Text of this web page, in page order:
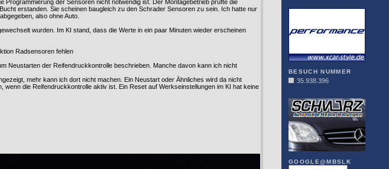
der Sensoren nicht notwendig ist. Der Montagebetrieb prüfte die
erstanden. Sie scheinen baugleich zu den Schrader Sensoren zu sein. Ich hatte nur
also ohne Auto.
wurden. Im KI stand, dass die Werte in ein paar Minuten wieder erscheinen
Radsensoren fehlen
Neustarten der Reifendruckkontrolle beschrieben. Manche davon kann ich nicht
mehr kann ich dort nicht machen. Ein Neustart oder Ähnliches wird da nicht
die Reifendruckkontrolle aktiv ist. Ein Reset auf Werkseinstellungen im KI hat keine
BESUCH NUMMER
35.938.396
GOOGLE@MBSLK